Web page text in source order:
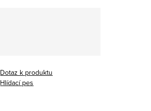
Dotaz k produktu
Hlídací pes